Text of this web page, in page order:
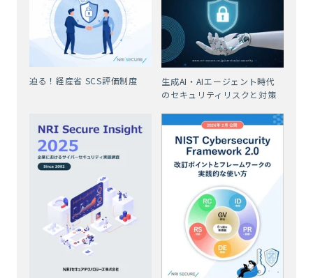
迫る！経産省 SCS評価制度
生成AI・AIエージェント時代
のセキュリティリスクと対策